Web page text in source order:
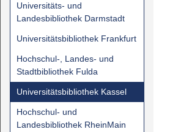
Universitäts- und
Landesbibliothek Darmstadt
Universitätsbibliothek Frankfurt
Hochschul-, Landes- und
Stadtbibliothek Fulda
Universitätsbibliothek Kassel
Hochschul- und
Landesbibliothek RheinMain